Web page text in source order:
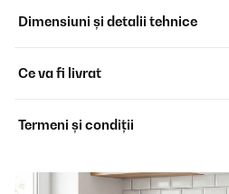
Dimensiuni și detalii tehnice
Ce va fi livrat
Termeni și condiții